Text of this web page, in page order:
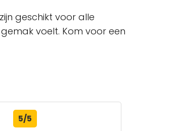
geschikt voor alle
voelt. Kom voor een
5/5